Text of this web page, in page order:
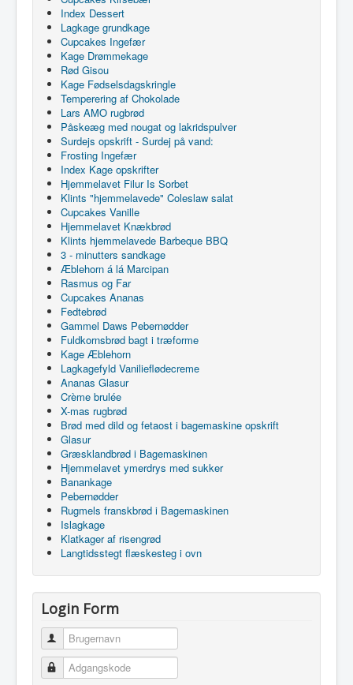
Index Dessert
Lagkage grundkage
Cupcakes Ingefær
Kage Drømmekage
Rød Gisou
Kage Fødselsdagskringle
Temperering af Chokolade
Lars AMO rugbrød
Påskeæg med nougat og lakridspulver
Surdejs opskrift - Surdej på vand:
Frosting Ingefær
Index Kage opskrifter
Hjemmelavet Filur Is Sorbet
Klints "hjemmelavede" Coleslaw salat
Cupcakes Vanille
Hjemmelavet Knækbrød
Klints hjemmelavede Barbeque BBQ
3 - minutters sandkage
Æblehorn á lá Marcipan
Rasmus og Far
Cupcakes Ananas
Fedtebrød
Gammel Daws Pebernødder
Fuldkornsbrød bagt i træforme
Kage Æblehorn
Lagkagefyld Vanilieflødecreme
Ananas Glasur
Crème brulée
X-mas rugbrød
Brød med dild og fetaost i bagemaskine opskrift
Glasur
Græsklandbrød i Bagemaskinen
Hjemmelavet ymerdrys med sukker
Banankage
Pebernødder
Rugmels franskbrød i Bagemaskinen
Islagkage
Klatkager af risengrød
Langtidsstegt flæskesteg i ovn
Login Form
Brugernavn
Adgangskode